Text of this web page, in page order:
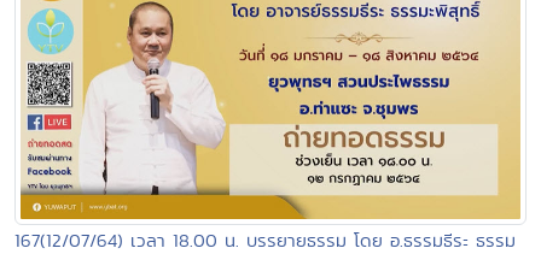
167(12/07/64) เวลา 18.00 น. บรรยายธรรม โดย อ.ธรรมธีระ ธรรม